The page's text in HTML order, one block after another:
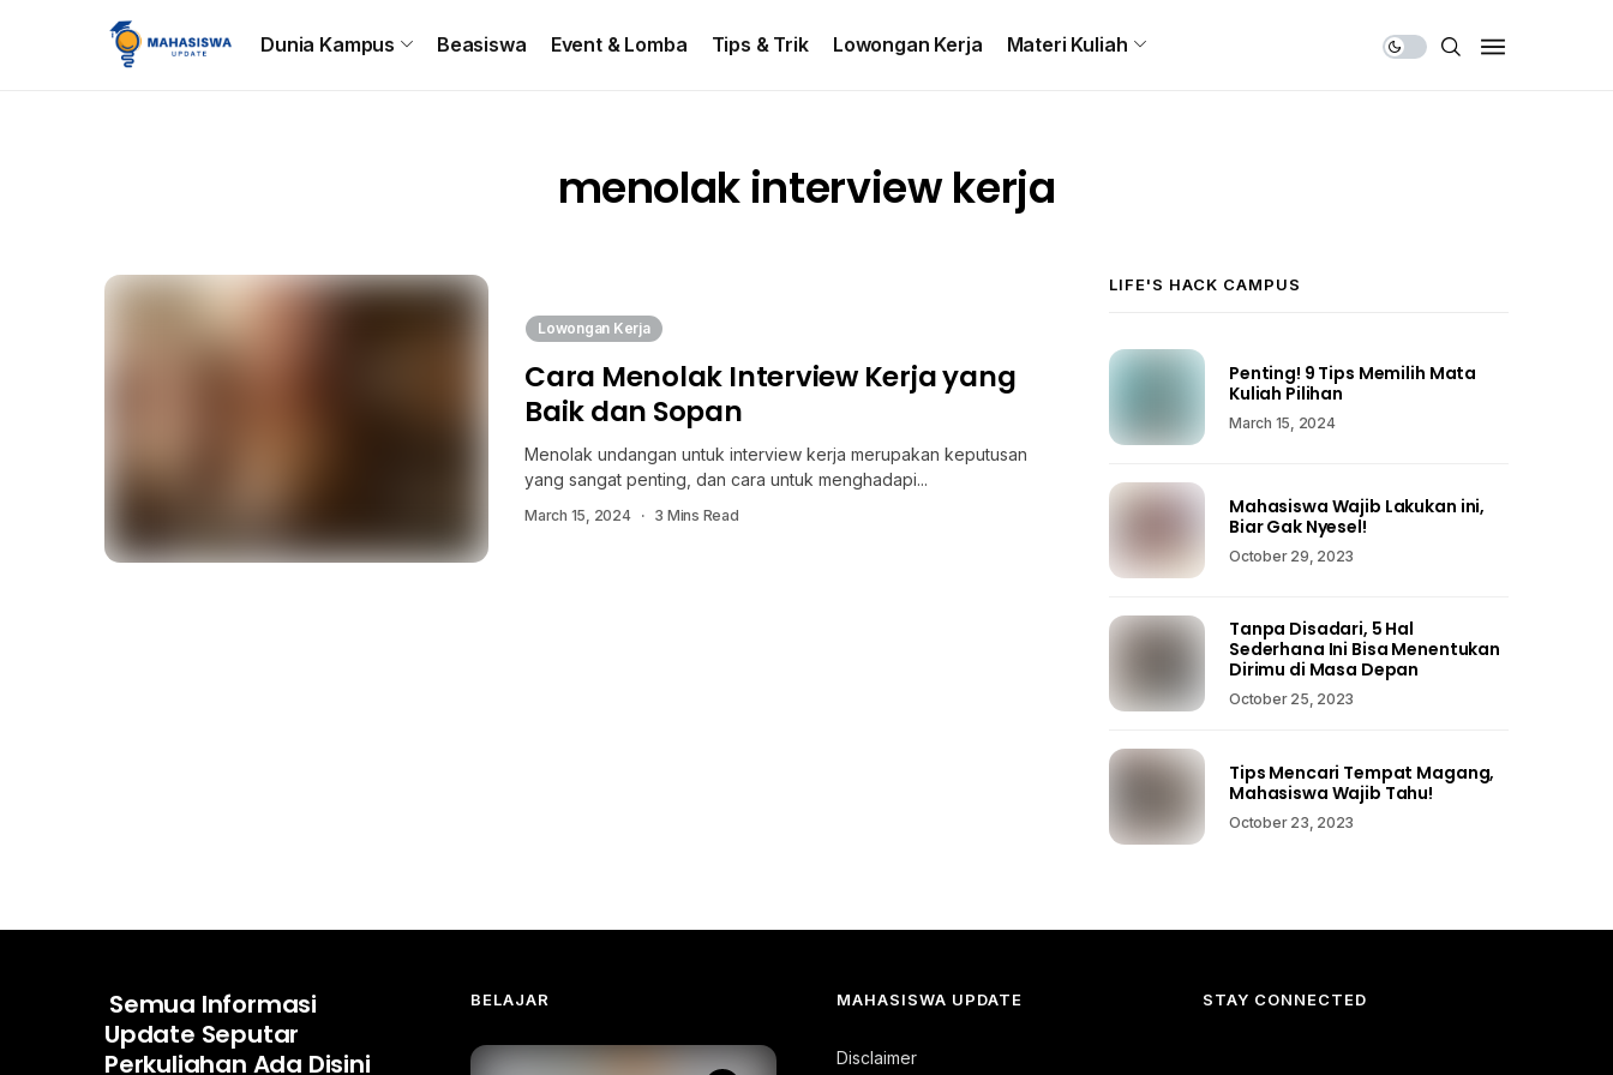
Beranda
Dunia Kampus Beasiswa Event & Lomba Tips & Trik Lowongan Kerja Materi Kuliah
menolak interview kerja
Lowongan Kerja
Cara Menolak Interview Kerja yang
Baik dan Sopan
Menolak undangan untuk interview kerja merupakan keputusan
yang sangat penting, dan cara untuk menghadapi...
March 15, 2024 3 Mins Read
LIFE'S HACK CAMPUS
Penting! 9 Tips Memilih Mata
Kuliah Pilihan
March 15, 2024
Mahasiswa Wajib Lakukan ini,
Biar Gak Nyesel!
October 29, 2023
Tanpa Disadari, 5 Hal
Sederhana Ini Bisa Menentukan
Dirimu di Masa Depan
October 25, 2023
Tips Mencari Tempat Magang,
Mahasiswa Wajib Tahu!
October 23, 2023
Semua Informasi
Update Seputar
Perkuliahan Ada Disini
BELAJAR MAHASISWA UPDATE
Disclaimer
STAY CONNECTED